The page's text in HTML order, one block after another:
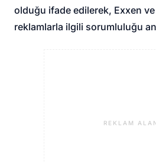
olduğu ifade edilerek, Exxen ve
reklamlarla ilgili sorumluluğu
REKLAM